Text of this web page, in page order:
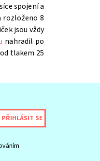
spojení a
rozloženo 8
jsou vždy
nahradil po
tlakem 25